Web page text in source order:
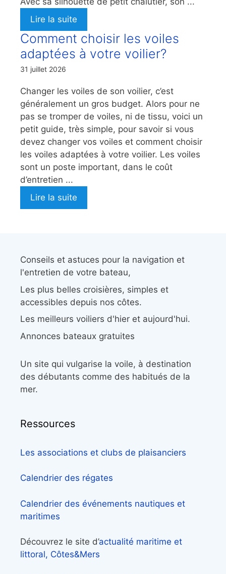
Lire la suite
Comment choisir les voiles
adaptées à votre voilier?
31 juillet 2026
Changer les voiles de son voilier, c’est
généralement un gros budget. Alors pour ne
pas se tromper de voiles, ni de tissu, voici un
petit guide, très simple, pour savoir si vous
devez changer vos voiles et comment choisir
les voiles adaptées à votre voilier. Les voiles
sont un poste important, dans le coût
d’entretien ...
Lire la suite
Conseils et astuces pour la navigation et
l'entretien de votre bateau,
Les plus belles croisières, simples et
accessibles depuis nos côtes.
Les meilleurs voiliers d'hier et aujourd'hui.
Annonces bateaux gratuites
Un site qui vulgarise la voile, à destination
des débutants comme des habitués de la
mer.
Ressources
Les associations et clubs de plaisanciers
Calendrier des régates
Calendrier des événements nautiques et
maritimes
Découvrez le site d’actualité maritime et
littoral, Côtes&Mers